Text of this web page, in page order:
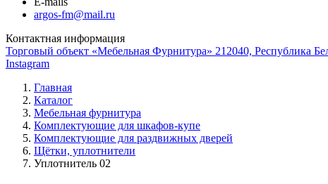
argos-fm@mail.ru
Контактная информация
Торговый объект «Мебельная Фурнитура» 212040, Республика
Instagram
Главная
Каталог
Мебельная фурнитура
Комплектующие для шкафов-купе
Комплектующие для раздвижных дверей
Щётки, уплотнители
Уплотнитель 02